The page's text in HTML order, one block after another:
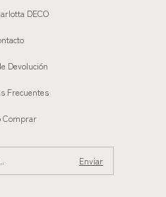
DECO
Devolución
Frecuentes
Comprar